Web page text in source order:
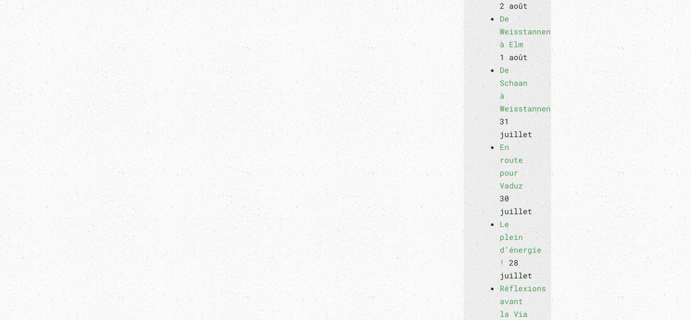
2 août
De
Weisstannen
à Elm
1 août
De
Schaan
à
Weisstannen
31
juillet
En
route
pour
Vaduz
30
juillet
Le
plein
d’énergie
!
28
juillet
Réflexions
avant
la Via